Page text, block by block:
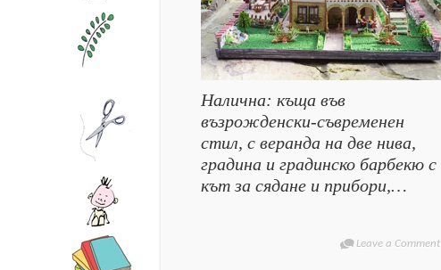
Налична: къща във
възрожденски-съвременен
стил, с веранда на две нива,
градина и градинско барбекю с
кът за сядане и прибори,…
Leave a Comment